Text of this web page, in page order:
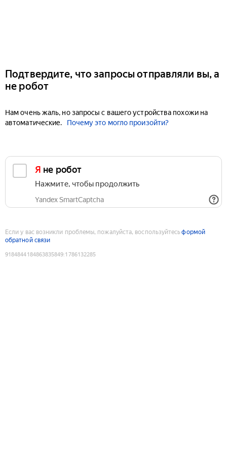
Подтвердите, что запросы отправляли вы, а
не робот
Нам очень жаль, но запросы с вашего устройства похожи на
автоматические.
Почему это могло произойти?
Я не робот
Нажмите, чтобы продолжить
Yandex SmartCaptcha
Если у вас возникли проблемы, пожалуйста, воспользуйтесьформой
обратной связи
9184844184863835849:1786132285